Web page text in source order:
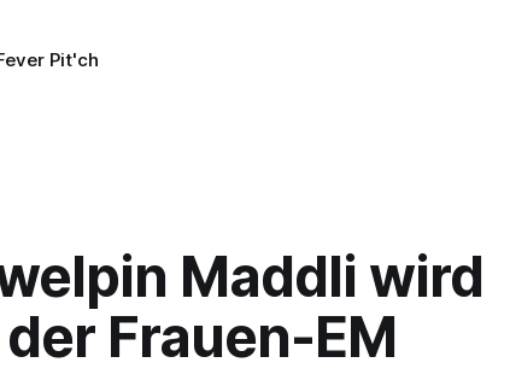
Pit'ch
Maddli wird
Frauen-EM